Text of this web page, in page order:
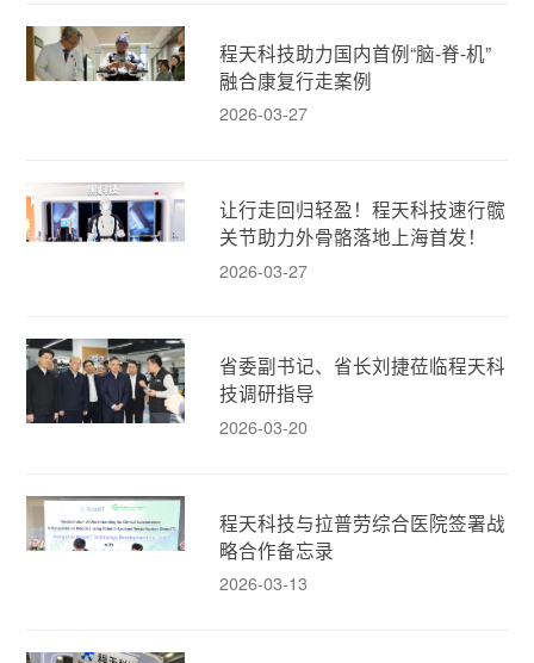
程天科技助力国内首例“脑-脊-机”
融合康复行走案例
2026-03-27
让行走回归轻盈！程天科技速行髋
关节助力外骨骼落地上海首发！
2026-03-27
省委副书记、省长刘捷莅临程天科
技调研指导
2026-03-20
程天科技与拉普劳综合医院签署战
略合作备忘录
2026-03-13